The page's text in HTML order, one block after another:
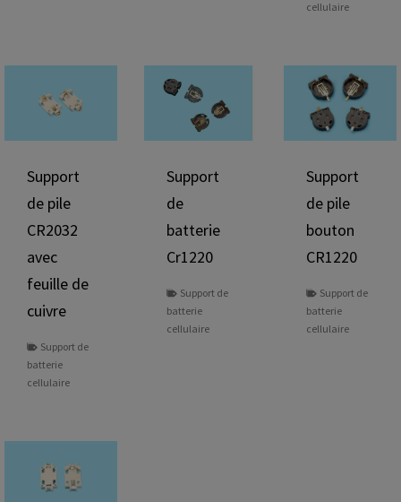
cellulaire
Support
de pile
CR2032
avec
feuille de
cuivre
Support de
batterie
cellulaire
Support
de
batterie
Cr1220
Support de
batterie
cellulaire
Support
de pile
bouton
CR1220
Support de
batterie
cellulaire